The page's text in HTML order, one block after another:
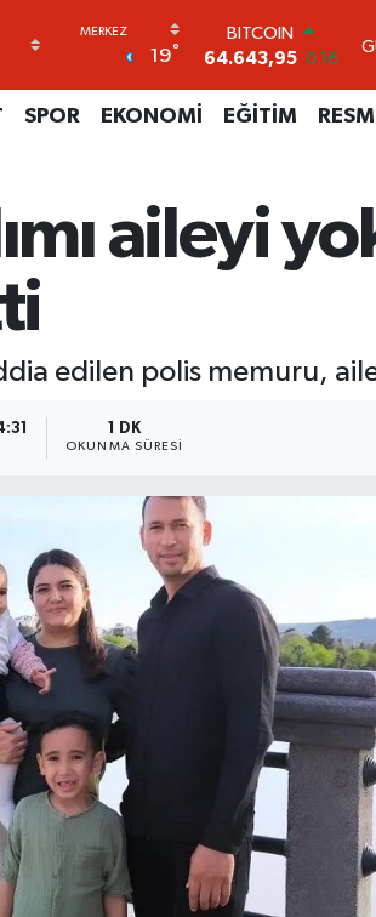
19°
DOLAR
47,6704 0
55,0406 -0.08
6500.87
BİST100
13.799 70
SPOR EKONOMİ EĞİTİM
aileyi
edilen polis memuru,
1 DK
OKUNMA SÜRESI